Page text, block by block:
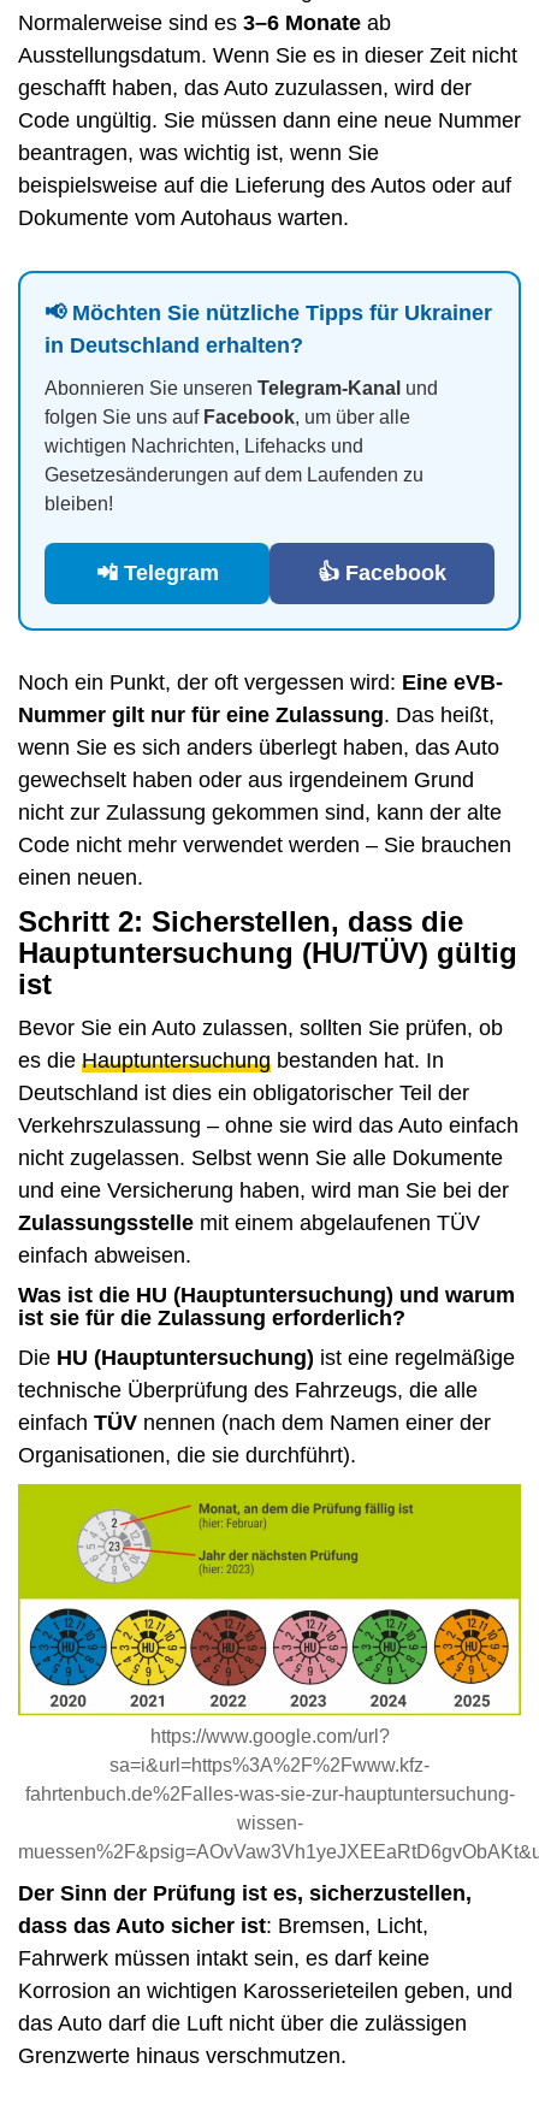
Normalerweise sind es 3–6 Monate ab
Ausstellungsdatum. Wenn Sie es in dieser Zeit nicht
geschafft haben, das Auto zuzulassen, wird der
Code ungültig. Sie müssen dann eine neue Nummer
beantragen, was wichtig ist, wenn Sie
beispielsweise auf die Lieferung des Autos oder auf
Dokumente vom Autohaus warten.
📢 Möchten Sie nützliche Tipps für Ukrainer
in Deutschland erhalten?
Abonnieren Sie unseren Telegram-Kanal und
folgen Sie uns auf Facebook, um über alle
wichtigen Nachrichten, Lifehacks und
Gesetzesänderungen auf dem Laufenden zu
bleiben!
📲 Telegram 👍 Facebook
Noch ein Punkt, der oft vergessen wird: Eine eVB-
Nummer gilt nur für eine Zulassung. Das heißt,
wenn Sie es sich anders überlegt haben, das Auto
gewechselt haben oder aus irgendeinem Grund
nicht zur Zulassung gekommen sind, kann der alte
Code nicht mehr verwendet werden – Sie brauchen
einen neuen.
Schritt 2: Sicherstellen, dass die
Hauptuntersuchung (HU/TÜV) gültig
ist
Bevor Sie ein Auto zulassen, sollten Sie prüfen, ob
es die Hauptuntersuchung bestanden hat. In
Deutschland ist dies ein obligatorischer Teil der
Verkehrszulassung – ohne sie wird das Auto einfach
nicht zugelassen. Selbst wenn Sie alle Dokumente
und eine Versicherung haben, wird man Sie bei der
Zulassungsstelle mit einem abgelaufenen TÜV
einfach abweisen.
Was ist die HU (Hauptuntersuchung) und warum
ist sie für die Zulassung erforderlich?
Die HU (Hauptuntersuchung) ist eine regelmäßige
technische Überprüfung des Fahrzeugs, die alle
einfach TÜV nennen (nach dem Namen einer der
Organisationen, die sie durchführt).
https://www.google.com/url?
sa=i&url=https%3A%2F%2Fwww.kfz-
fahrtenbuch.de%2Falles-was-sie-zur-hauptuntersuchung-
wissen-
Der Sinn der Prüfung ist es, sicherzustellen,
dass das Auto sicher ist: Bremsen, Licht,
Fahrwerk müssen intakt sein, es darf keine
Korrosion an wichtigen Karosserieteilen geben, und
das Auto darf die Luft nicht über die zulässigen
Grenzwerte hinaus verschmutzen.